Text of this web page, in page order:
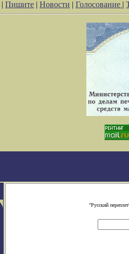
| Пишите | Новости | Голосование |
"Русский